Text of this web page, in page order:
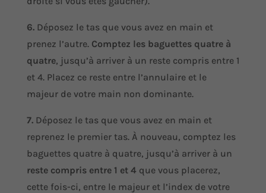
6.Déposez le tas que vous avez en main et
prenez l’autre. Comptez les baguettes quatre à
quatre, jusqu’à arriver à un reste compris entre 1
et 4. Placez ce reste entre l’annulaire et le
majeur de votre main non dominante.
7.Déposez le tas que vous avez en main et
reprenez le premier tas. À nouveau, comptez les
baguettes quatre à quatre, jusqu’à arriver à un
reste compris entre 1 et 4 que vous placerez,
cette fois-ci, entre le majeur et l’index de votre